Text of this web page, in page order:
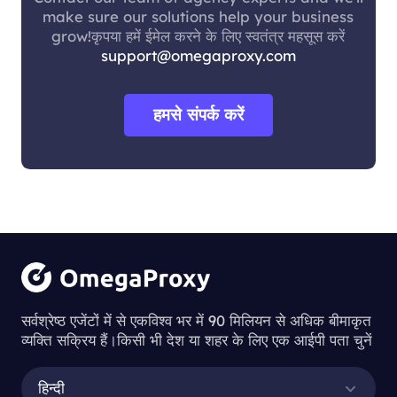
make sure our solutions help your business
grow!कृपया हमें ईमेल करने के लिए स्वतंत्र महसूस करें
support@omegaproxy.com
हमसे संपर्क करें
सर्वश्रेष्ठ एजेंटों में से एकविश्व भर में 90 मिलियन से अधिक बीमाकृत
व्यक्ति सक्रिय हैं।किसी भी देश या शहर के लिए एक आईपी पता चुनें
हिन्दी